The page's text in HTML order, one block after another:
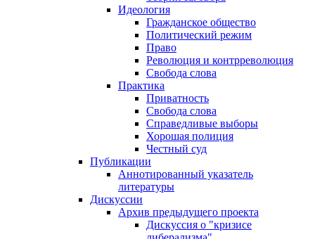
Идеология
Гражданское общество
Политический режим
Право
Революция и контрреволюция
Свобода слова
Практика
Приватность
Свобода слова
Справедливые выборы
Хорошая полиция
Честный суд
Публикации
Аннотированный указатель
литературы
Дискуссии
Архив предыдущего проекта
Дискуссия о "кризисе